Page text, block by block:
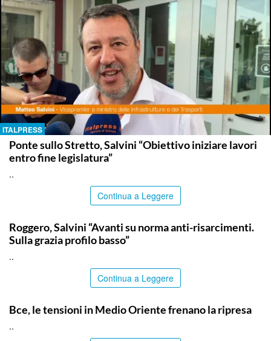
ITALPRESS
Ponte sullo Stretto, Salvini “Obiettivo iniziare lavori
entro fine legislatura”
..
Continua a Leggere
Roggero, Salvini “Avanti su norma anti-risarcimenti.
Sulla grazia profilo basso”
..
Continua a Leggere
Bce, le tensioni in Medio Oriente frenano la ripresa
..